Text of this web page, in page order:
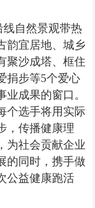
线自然景观带热
韵宜居地、城乡
聚沙成塔、框住
捐步等5个爱心
成果的窗口。
个选手将用实际
，传播健康理
为社会贡献企业
的同时，携手做
公益健康跑活